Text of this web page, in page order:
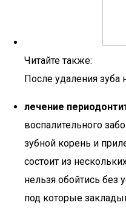
Читайте также:
После удаления зуба
лечение
воспалительного
зубной корень и
состоит из
нельзя обойтись без
под которые